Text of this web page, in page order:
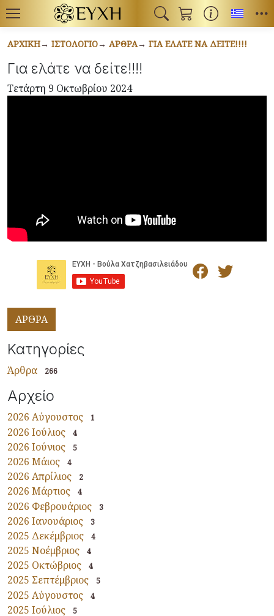
ΑΡΧΙΚΉ ΙΣΤΟΛΌΓΙΟ ΆΡΘΡΑ ΓΙΑ ΕΛΆΤΕ ΝΑ ΔΕΊΤΕ!!!!
Για ελάτε να δείτε!!!!
Τετάρτη 9 Οκτωβρίου 2024
ΑΡΘΡΑ
Κατηγορίες
Άρθρα 266
Αρχείο
2026 Αύγουστος 1
2026 Ιούλιος 4
2026 Ιούνιος 5
2026 Μάιος 4
2026 Απρίλιος 2
2026 Μάρτιος 4
2026 Φεβρουάριος 3
2026 Ιανουάριος 3
2025 Δεκέμβριος 4
2025 Νοέμβριος 4
2025 Οκτώβριος 4
2025 Σεπτέμβριος 5
2025 Αύγουστος 4
2025 Ιούλιος 5